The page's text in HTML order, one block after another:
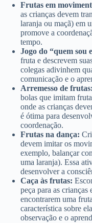
Frutas em
as crianças devem
laranja ou maçã) em
promove a
tempo.
Jogo do “quem sou
fruta e descrevem
colegas adivinhem
comunicação e o
Arremesso de frutas:
bolas que imitam
onde as crianças
é ótima para
coordenação.
Frutas na dança:
devem imitar os
exemplo, balançar
uma laranja). Essa
desenvolver a
Caça às frutas:
peça para as
encontrarem uma
característica sobre
observação e o